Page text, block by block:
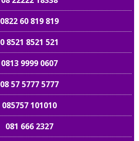
0822 60 819 819
0 8521 8521 521
0813 9999 0607
08 57 5777 5777
085757 101010
081 666 2327